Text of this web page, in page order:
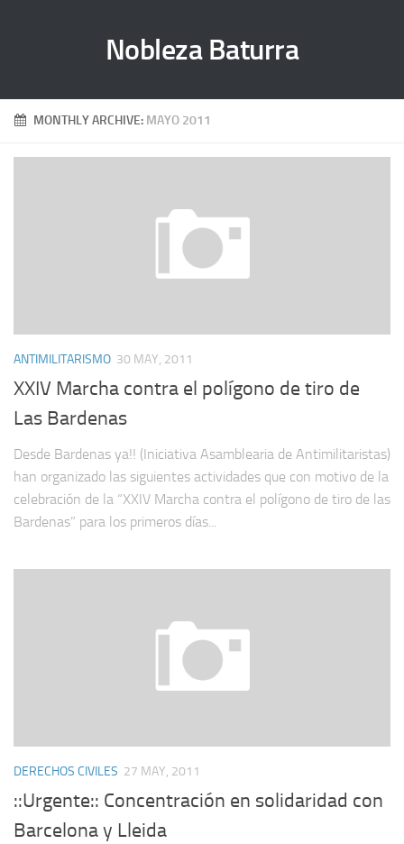
Nobleza Baturra
MONTHLY ARCHIVE: MAYO 2011
ANTIMILITARISMO 30 MAY, 2011
XXIV Marcha contra el polígono de tiro de
Las Bardenas
Desde Bardenas ya!! (Iniciativa Asamblearia de Antimilitaristas)
han organizado las siguientes actividades que con motivo de la
celebración de la “XXIV Marcha contra el polígono de tiro de las
Bardenas” para los primeros días...
DERECHOS CIVILES 27 MAY, 2011
::Urgente:: Concentración en solidaridad con
Barcelona y Lleida